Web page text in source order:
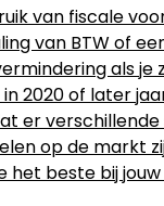
van fiscale
van BTW of
als je
2020 of later
er
op de markt
het beste bij